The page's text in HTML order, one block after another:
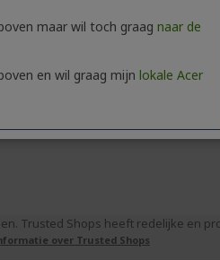
Trusted Shops heeft redelijke en
over Trusted Shops
maar wil toch graag naar de
en wil graag mijn lokale Acer